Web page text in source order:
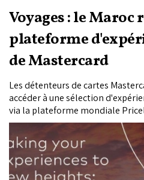
Voyages : le Maroc
plateforme
de Mastercard
Les détenteurs de cartes
accéder à une sélection
via la plateforme mondiale
des neuf premiers marchés
Maroc, République de Maurice,
Rwanda et Zimbabwe) intégrés
valoriser le patrimoine culturel et
auprès des voyageurs du monde